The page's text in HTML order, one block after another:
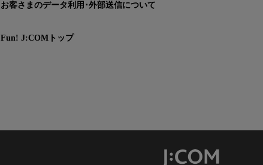
お客さまのデータ利用･外部送信について
Fun! J:COMトップ